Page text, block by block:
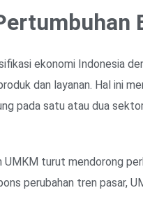
ekonomi Indonesia
dan layanan. Hal ini
pada satu atau dua
UMKM turut mendorong
perubahan tren pasar,